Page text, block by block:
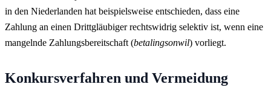
in den Niederlanden hat beispielsweise entschieden, dass eine
Zahlung an einen Drittgläubiger rechtswidrig selektiv ist, wenn eine
mangelnde Zahlungsbereitschaft (betalingsonwil) vorliegt.
Konkursverfahren und Vermeidung